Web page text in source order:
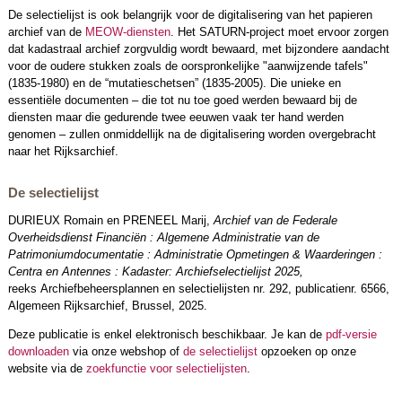
De selectielijst is ook belangrijk voor de digitalisering van het papieren
archief van de MEOW-diensten. Het SATURN-project moet ervoor zorgen
dat kadastraal archief zorgvuldig wordt bewaard, met bijzondere aandacht
voor de oudere stukken zoals de oorspronkelijke "aanwijzende tafels"
(1835-1980) en de “mutatieschetsen” (1835-2005). Die unieke en
essentiële documenten – die tot nu toe goed werden bewaard bij de
diensten maar die gedurende twee eeuwen vaak ter hand werden
genomen – zullen onmiddellijk na de digitalisering worden overgebracht
naar het Rijksarchief.
De selectielijst
DURIEUX Romain en PRENEEL Marij,Archief van de Federale
Overheidsdienst Financiën : Algemene Administratie van de
Patrimoniumdocumentatie : Administratie Opmetingen & Waarderingen :
Centra en Antennes : Kadaster: Archiefselectielijst 2025,
reeks Archiefbeheersplannen en selectielijsten nr. 292, publicatienr. 6566,
Algemeen Rijksarchief, Brussel, 2025.
Deze publicatie is enkel elektronisch beschikbaar. Je kan de pdf-versie
downloadenvia onze webshop of de selectielijstopzoeken op onze
website via de zoekfunctie voor selectielijsten.